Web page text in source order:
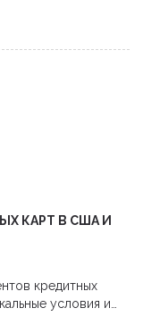
КАРТ В США И
кредитных
условия и